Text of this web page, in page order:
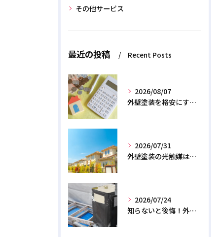
その他サービス
最近の投稿 Recent Posts
2026/08/07
外壁塗装を格安にする裏ワザ！専門店に直接頼むと数十万浮く？
2026/07/31
外壁塗装の光触媒は効果なし？デメリットと2026年のリアル
2026/07/24
知らないと後悔！外壁塗装で無機質塗料を選ぶデメリットと3つの罠